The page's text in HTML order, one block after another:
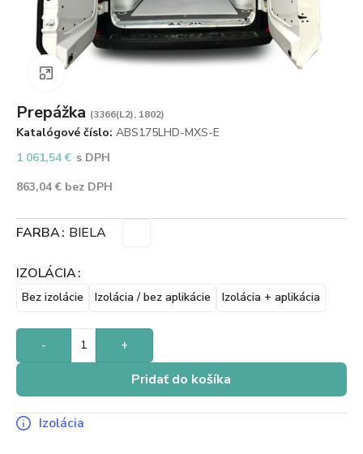
Zväčšiť obrázok
Prepážka (3366(L2), 1802)
Katalógové číslo: ABS175LHD-MXS-E
1 061,54€ s DPH
863,04€ bez DPH
FARBA BIELA
IZOLÁCIA
Bez izolácie Izolácia / bez aplikácie Izolácia + aplikácia
- +
Pridať do košíka
Izolácia